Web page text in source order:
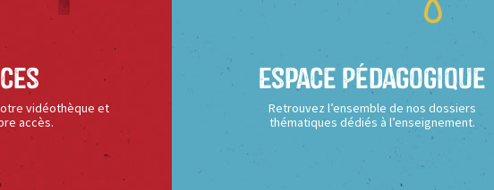
vidéothèque et
accès.
Espace Pédagogique
Retrouvez l’ensemble de nos dossiers
thématiques dédiés à l’enseignement.